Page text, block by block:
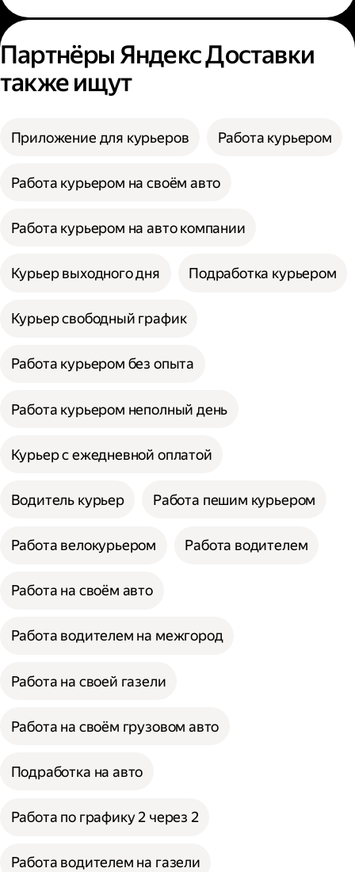
Партнёры Яндекс Доставки
также ищут
Приложение для курьеров Работа курьером
Работа курьером на своём авто
Работа курьером на авто компании
Курьер выходного дня Подработка курьером
Курьер свободный график
Работа курьером без опыта
Работа курьером неполный день
Курьер с ежедневной оплатой
Водитель курьер Работа пешим курьером
Работа велокурьером Работа водителем
Работа на своём авто
Работа водителем на межгород
Работа на своей газели
Работа на своём грузовом авто
Подработка на авто
Работа по графику 2 через 2
Работа водителем на газели